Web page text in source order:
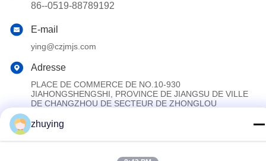
86--0519-88789192
E-mail
ying@czjmjs.com
Adresse
PLACE DE COMMERCE DE NO.10-930
JIAHONGSHENGSHI, PROVINCE DE JIANGSU DE VILLE
DE CHANGZHOU DE SECTEUR DE ZHONGLOU
Politique de confidentialité|Plan du site
zhuying